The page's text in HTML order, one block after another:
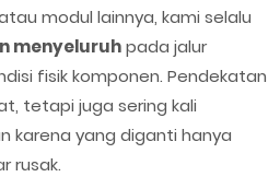
modul lainnya, kami selalu
menyeluruhpada jalur
fisik komponen. Pendekatan
tetapi juga sering kali
karena yang diganti hanya
rusak.